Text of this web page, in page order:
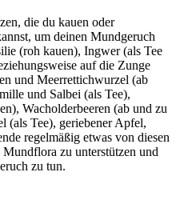
die du kauen oder
um deinen Mundgeruch
(roh kauen), Ingwer (als Tee
auf die Zunge
und Meerrettichwurzel (ab
und Salbei (als Tee),
Wacholderbeeren (ab und zu
(als Tee), geriebener Apfel,
regelmäßig etwas von diesen
zu unterstützen und
zu tun.